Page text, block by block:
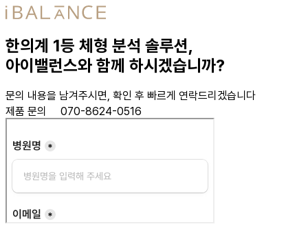
한의계 1등 체형 분석 솔루션,
아이밸런스와 함께 하시겠습니까?
문의 내용을 남겨주시면, 확인 후 빠르게 연락드리겠습니다
제품 문의
070-8624-0516